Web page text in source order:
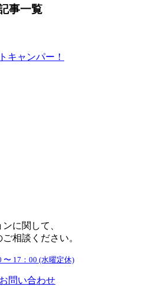
事一覧
に関して、
相談ください。
〜 17：00 (水曜定休)
問い合わせ